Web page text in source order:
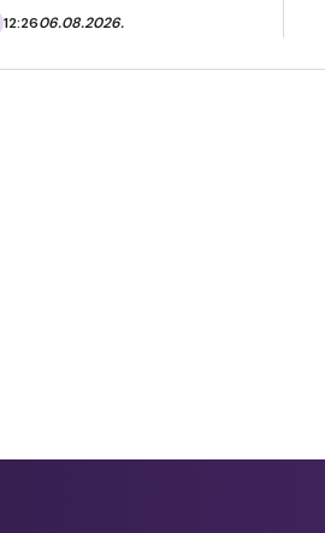
12:2606.08.2026.